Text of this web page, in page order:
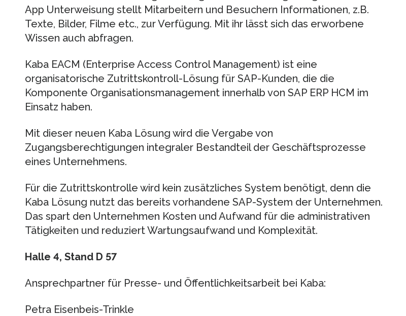
App Unterweisung stellt Mitarbeitern und Besuchern Informationen, z.B.
Texte, Bilder, Filme etc., zur Verfügung. Mit ihr lässt sich das erworbene
Wissen auch abfragen.
Kaba EACM (Enterprise Access Control Management) ist eine
organisatorische Zutrittskontroll-Lösung für SAP-Kunden, die die
Komponente Organisationsmanagement innerhalb von SAP ERP HCM im
Einsatz haben.
Mit dieser neuen Kaba Lösung wird die Vergabe von
Zugangsberechtigungen integraler Bestandteil der Geschäftsprozesse
eines Unternehmens.
Für die Zutrittskontrolle wird kein zusätzliches System benötigt, denn die
Kaba Lösung nutzt das bereits vorhandene SAP-System der Unternehmen.
Das spart den Unternehmen Kosten und Aufwand für die administrativen
Tätigkeiten und reduziert Wartungsaufwand und Komplexität.
Halle 4, Stand D 57
Ansprechpartner für Presse- und Öffentlichkeitsarbeit bei Kaba:
Petra Eisenbeis-Trinkle